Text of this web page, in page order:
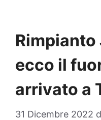
ecco il
arrivato a
31 Dicembre 2022